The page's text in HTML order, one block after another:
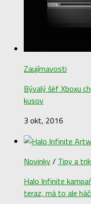
Zaujímavosti
Bývalý šéf Xboxu
kusov
3 okt, 2016
Novinky/ Tipy a
Halo Infinite
teraz, má to ale